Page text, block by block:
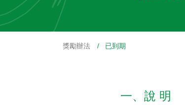
公司沿革
永達菁英盃
MDRT歷史精神
保險入門
保險公司
獎勵辦法 / 已到期
一、說 明